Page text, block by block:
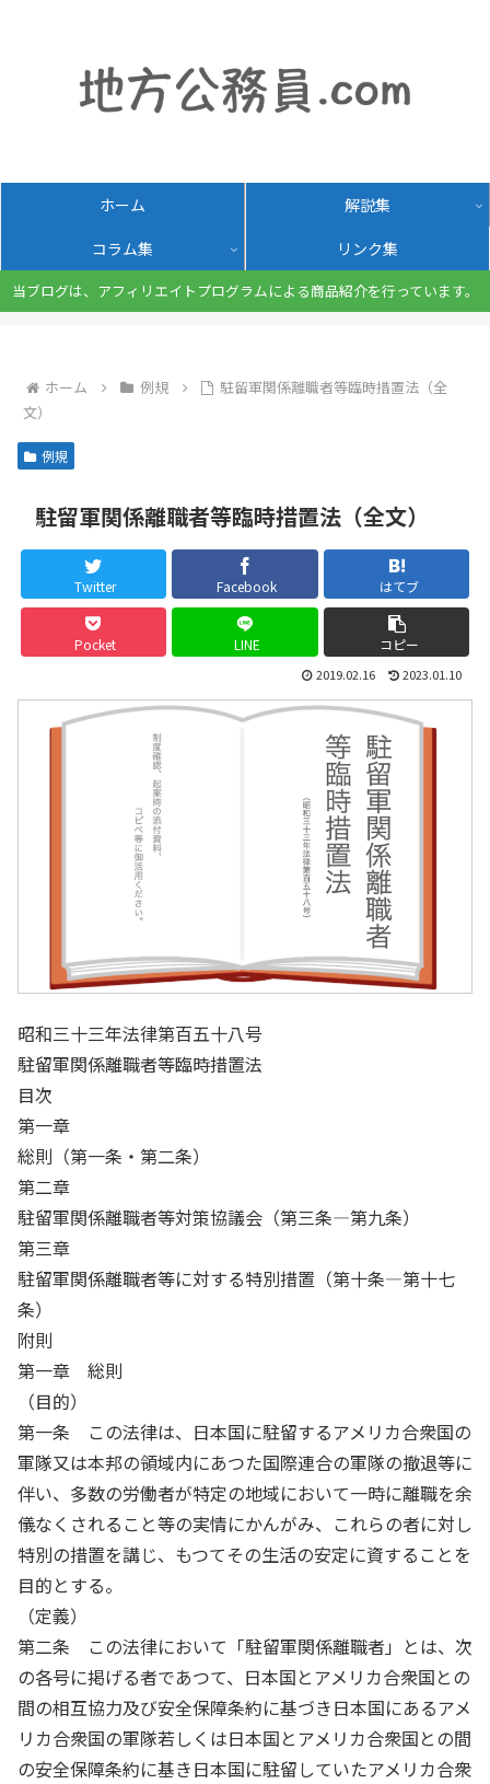
ホーム
解説集
コラム集
リンク集
当ブログは、アフィリエイトプログラムによる商品紹介を行っています。
ホーム 例規
駐留軍関係離職者等臨時措置法（全
文）
例規
駐留軍関係離職者等臨時措置法（全文）
Twitter Facebook はてブ
Pocket LINE コピー
2019.02.16 2023.01.10
昭和三十三年法律第百五十八号
駐留軍関係離職者等臨時措置法
目次
第一章
総則（第一条・第二条）
第二章
駐留軍関係離職者等対策協議会（第三条―第九条）
第三章
駐留軍関係離職者等に対する特別措置（第十条―第十七
条）
附則
第一章 総則
（目的）
第一条 この法律は、日本国に駐留するアメリカ合衆国の
軍隊又は本邦の領域内にあつた国際連合の軍隊の撤退等に
伴い、多数の労働者が特定の地域において一時に離職を余
儀なくされること等の実情にかんがみ、これらの者に対し
特別の措置を講じ、もつてその生活の安定に資することを
目的とする。
（定義）
第二条 この法律において「駐留軍関係離職者」とは、次
の各号に掲げる者であつて、日本国とアメリカ合衆国との
間の相互協力及び安全保障条約に基づき日本国にあるアメ
リカ合衆国の軍隊若しくは日本国とアメリカ合衆国との間
の安全保障条約に基き日本国に駐留していたアメリカ合衆